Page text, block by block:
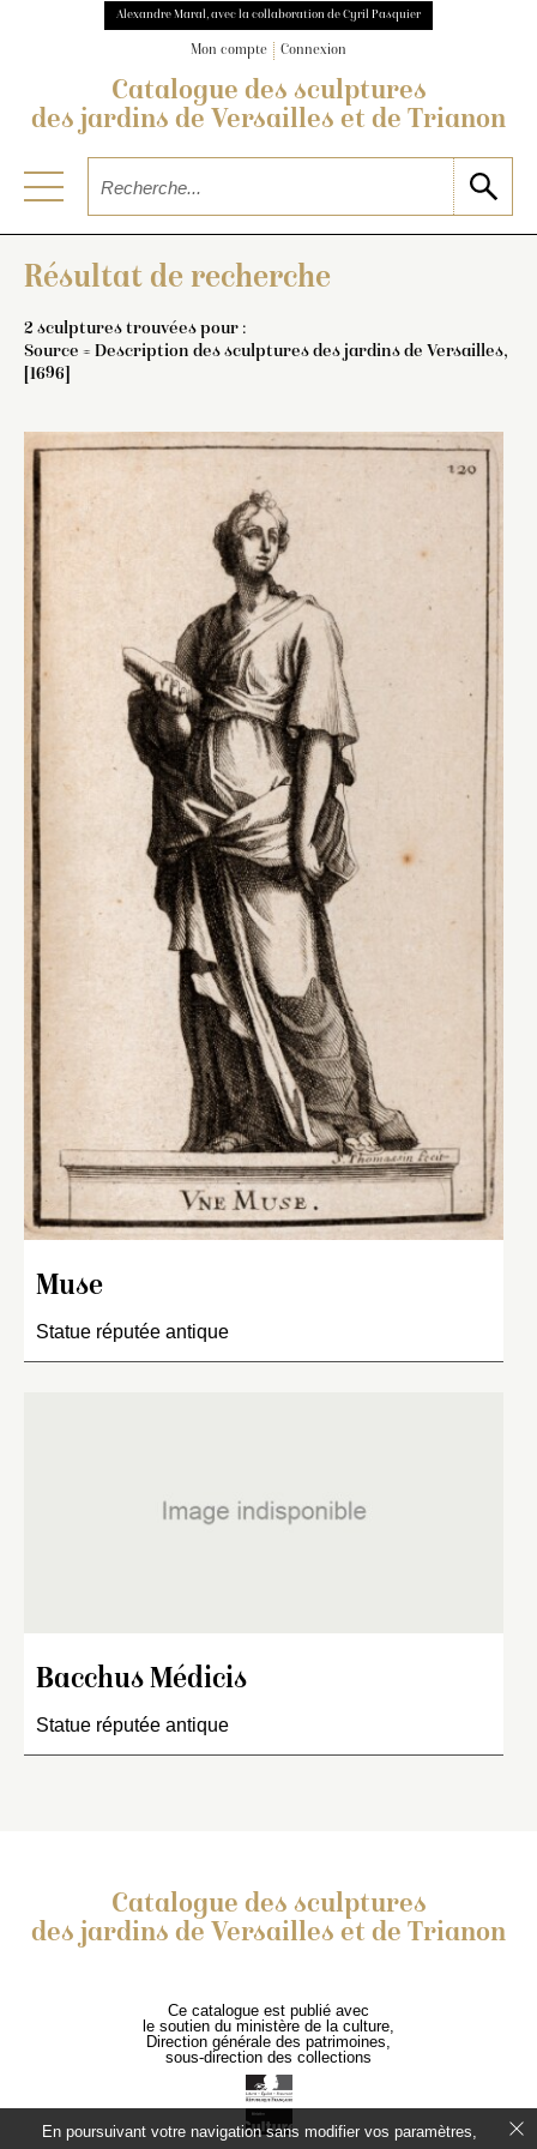
Alexandre Maral, avec la collaboration de Cyril Pasquier
Mon compte Connexion
Catalogue des sculptures
des jardins de Versailles et de Trianon
Résultat de recherche
2 sculptures trouvées pour :
Source = Description des sculptures des jardins de Versailles,
[1696]
Muse
Statue réputée antique
Bacchus Médicis
Statue réputée antique
Catalogue des sculptures
des jardins de Versailles et de Trianon
Ce catalogue est publié avec
le soutien du ministère de la culture,
Direction générale des patrimoines,
sous-direction des collections
En poursuivant votre navigation sans modifier vos paramètres,